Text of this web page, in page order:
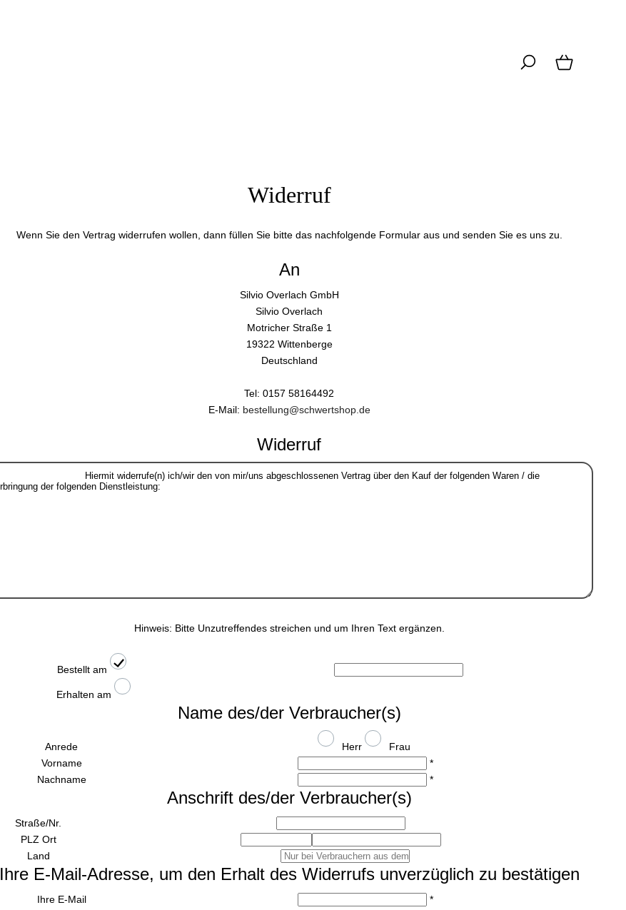
Widerruf
Wenn Sie den Vertrag widerrufen wollen, dann füllen Sie bitte das nachfolgende Formular aus und senden Sie es uns zu.
An
Silvio Overlach GmbH
Silvio Overlach
Motricher Straße 1
19322 Wittenberge
Deutschland
Tel: 0157 58164492
E-Mail: bestellung@schwertshop.de
Widerruf
Hinweis: Bitte Unzutreffendes streichen und um Ihren Text ergänzen.
Bestellt am
Erhalten am
Name des/der Verbraucher(s)
Anrede Herr
Frau
Vorname
*
Nachname
*
Anschrift des/der Verbraucher(s)
Straße/Nr.
PLZ Ort
Land
Ihre E-Mail-Adresse, um den Erhalt des Widerrufs unverzüglich zu bestätigen
Ihre E-Mail *